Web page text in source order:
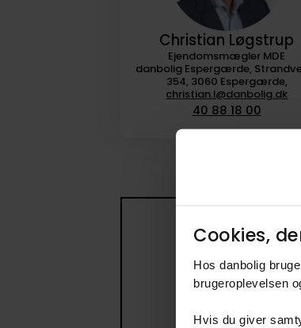
Cookies,
Hos danbolig
brugeroplevelsen
Hvis du giver
Christian Løgstrup
Ejendomsmægler MDE
danbolig Espergærde,
354, 3060 Espergærde,
christian.l@danbolig.dk
40 88 18 00
Få